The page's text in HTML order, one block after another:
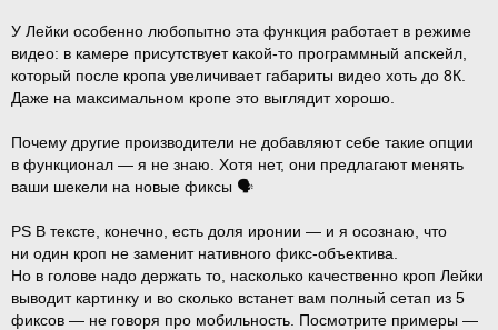
У Лейки особенно любопытно эта функция работает в режиме
видео: в камере присутствует какой-то программный апскейл,
который после кропа увеличивает габариты видео хоть до 8К.
Даже на максимальном кропе это выглядит хорошо.
Почему другие производители не добавляют себе такие опции
в функционал — я не знаю. Хотя нет, они предлагают менять
ваши шекели на новые фиксы 🗣
PS В тексте, конечно, есть доля иронии — и я осознаю, что
ни один кроп не заменит нативного фикс-объектива.
Но в голове надо держать то, насколько качественно кроп Лейки
выводит картинку и во сколько встанет вам полный сетап из 5
фиксов — не говоря про мобильность. Посмотрите примеры —